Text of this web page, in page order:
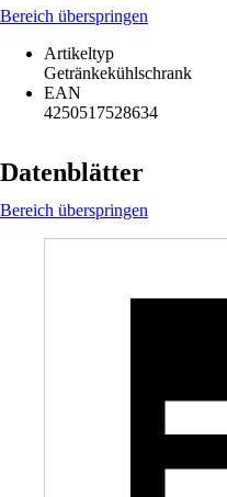
Bereich überspringen
Artikeltyp
Getränkekühlschrank
EAN
4250517528634
Datenblätter
Bereich überspringen